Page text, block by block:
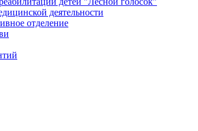
деятельности
отделение